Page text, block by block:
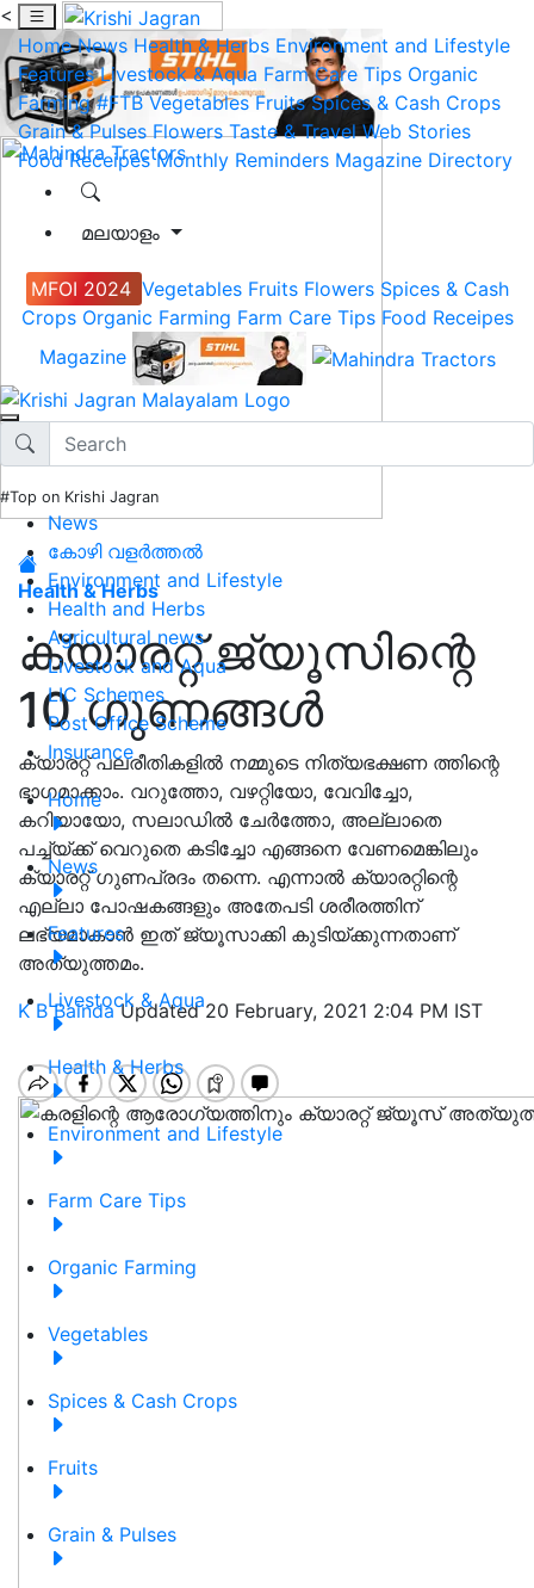
<
Home News Health & Herbs Environment and Lifestyle
Features Livestock & Aqua Farm Care Tips Organic
Farming #FTB Vegetables Fruits Spices & Cash Crops
Grain & Pulses Flowers Taste & Travel Web Stories
Food Receipes Monthly Reminders Magazine Directory
മലയാളം
MFOI 2024 Vegetables Fruits Flowers Spices & Cash
Crops Organic Farming Farm Care Tips Food Receipes
Magazine
#Top on Krishi Jagran
News
കോഴി വളർത്തൽ
Environment and Lifestyle
Health and Herbs
Agricultural news
Livestock and Aqua
LIC Schemes
Post Office Scheme
Insurance
Home
News
Features
Livestock & Aqua
Health & Herbs
Environment and Lifestyle
Farm Care Tips
Organic Farming
Vegetables
Spices & Cash Crops
Fruits
Grain & Pulses
Health & Herbs
ക്യാരറ്റ്‌ ജ്യൂസിന്റെ
10 ഗുണങ്ങൾ
ക്യാരറ്റ്‌ പലരീതികളിൽ നമ്മുടെ നിത്യഭക്ഷണ ത്തിന്റെ
ഭാഗമാക്കാം. വറുത്തോ, വഴറ്റിയോ, വേവിച്ചോ,
കറിയായോ, സലാഡിൽ ചേർത്തോ, അല്ലാതെ
പച്ച്യ്ക്ക്‌ വെറുതെ കടിച്ചോ എങ്ങനെ വേണമെങ്കിലും
ക്യാരറ്റ്‌ ഗുണപ്രദം തന്നെ. എന്നാൽ ക്യാരറ്റിന്റെ
എല്ലാ പോഷകങ്ങളും അതേപടി ശരീരത്തിന്
ലഭ്യമാകാൻ ഇത്‌ ജ്യൂസാക്കി കുടിയ്ക്കുന്നതാണ്‌
അത്യുത്തമം.
K B BaindaUpdated 20 February, 2021 2:04 PM IST